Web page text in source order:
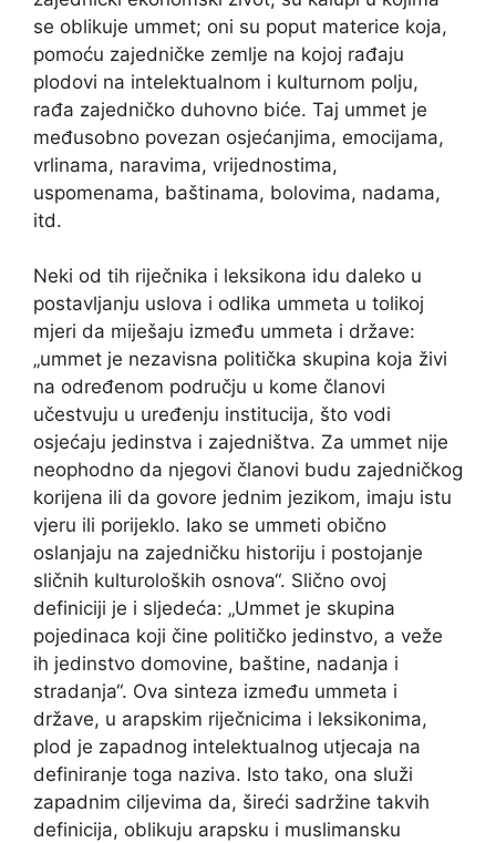
se oblikuje ummet; oni su poput materice koja,
pomoću zajedničke zemlje na kojoj rađaju
plodovi na intelektualnom i kulturnom polju,
rađa zajedničko duhovno biće. Taj ummet je
međusobno povezan osjećanjima, emocijama,
vrlinama, naravima, vrijednostima,
uspomenama, baštinama, bolovima, nadama,
itd.
Neki od tih riječnika i leksikona idu daleko u
postavljanju uslova i odlika ummeta u tolikoj
mjeri da miješaju između ummeta i države:
„ummet je nezavisna politička skupina koja živi
na određenom području u kome članovi
učestvuju u uređenju institucija, što vodi
osjećaju jedinstva i zajedništva. Za ummet nije
neophodno da njegovi članovi budu zajedničkog
korijena ili da govore jednim jezikom, imaju istu
vjeru ili porijeklo. Iako se ummeti obično
oslanjaju na zajedničku historiju i postojanje
sličnih kulturoloških osnova“. Slično ovoj
definiciji je i sljedeća: „Ummet je skupina
pojedinaca koji čine političko jedinstvo, a veže
ih jedinstvo domovine, baštine, nadanja i
stradanja“. Ova sinteza između ummeta i
države, u arapskim riječnicima i leksikonima,
plod je zapadnog intelektualnog utjecaja na
definiranje toga naziva. Isto tako, ona služi
zapadnim ciljevima da, šireći sadržine takvih
definicija, oblikuju arapsku i muslimansku